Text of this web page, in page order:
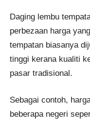
Daging lembu
perbezaan harga
tempatan biasanya
tinggi kerana kualiti
pasar tradisional.
Sebagai contoh,
beberapa negeri